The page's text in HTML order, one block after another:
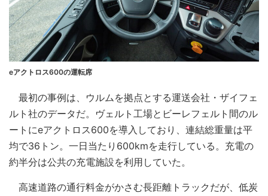
eアクトロス600の運転席
最初の事例は、ウルムを拠点とする運送会社・ザイフェ
ルト社のデータだ。ヴェルト工場とビーレフェルト間のル
ートにeアクトロス600を導入しており、連結総重量は平
均で36トン。一日当たり600kmを走行している。充電の
約半分は公共の充電施設を利用していた。
高速道路の通行料金がかさむ長距離トラックだが、低炭